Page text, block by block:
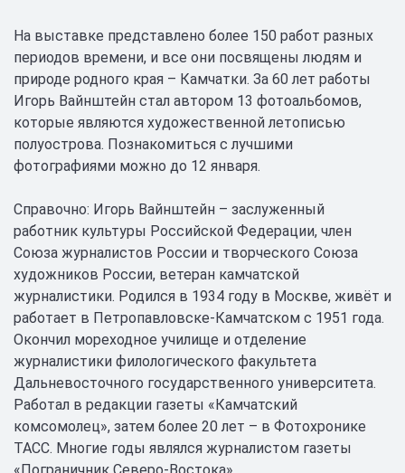
На выставке представлено более 150 работ разных
периодов времени, и все они посвящены людям и
природе родного края – Камчатки. За 60 лет работы
Игорь Вайнштейн стал автором 13 фотоальбомов,
которые являются художественной летописью
полуострова. Познакомиться с лучшими
фотографиями можно до 12 января.
Справочно: Игорь Вайнштейн – заслуженный
работник культуры Российской Федерации, член
Союза журналистов России и творческого Союза
художников России, ветеран камчатской
журналистики. Родился в 1934 году в Москве, живёт и
работает в Петропавловске-Камчатском с 1951 года.
Окончил мореходное училище и отделение
журналистики филологического факультета
Дальневосточного государственного университета.
Работал в редакции газеты «Камчатский
комсомолец», затем более 20 лет – в Фотохронике
ТАСС. Многие годы являлся журналистом газеты